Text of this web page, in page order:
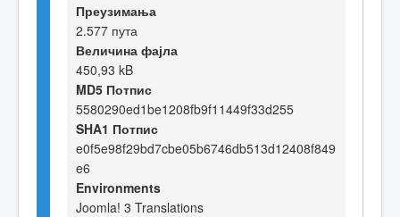
Преузимања
2.577 пута
Величина фајла
450,93 kB
MD5 Потпис
5580290ed1be1208fb9f11449f33d255
SHA1 Потпис
e0f5e98f29bd7cbe05b6746db513d12408f849
e6
Environments
Joomla! 3 Translations